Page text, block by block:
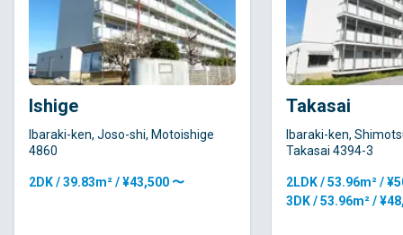
Ishige
Ibaraki-ken, Joso-shi, Motoishige
4860
2DK / 39.83m² / ¥43,500 〜
Takasai
Ibaraki-ken,
Takasai 4394-3
2LDK / 53.96m² /
3DK / 53.96m² /